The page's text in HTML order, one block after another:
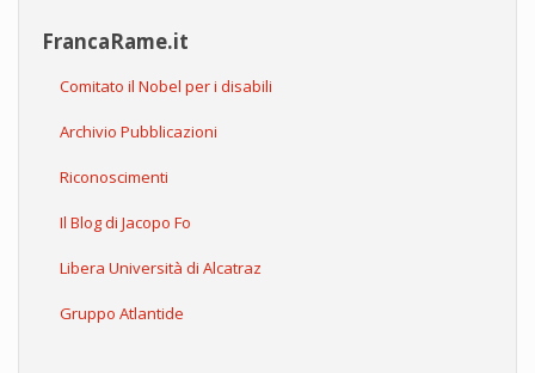
FrancaRame.it
Comitato il Nobel per i disabili
Archivio Pubblicazioni
Riconoscimenti
Il Blog di Jacopo Fo
Libera Università di Alcatraz
Gruppo Atlantide